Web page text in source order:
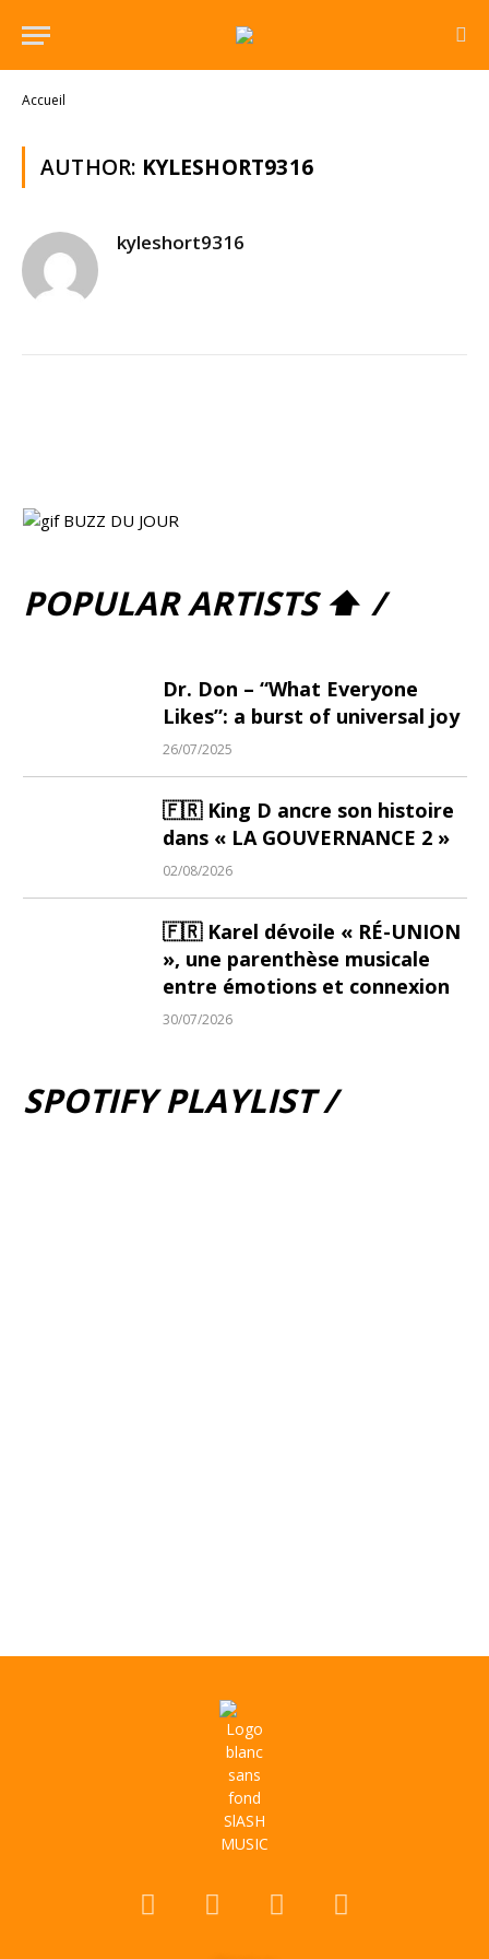
Accueil
AUTHOR: KYLESHORT9316
kyleshort9316
POPULAR ARTISTS ⬆ /
Dr. Don – “What Everyone
Likes”: a burst of universal joy
26/07/2025
🇫🇷 King D ancre son histoire
dans « LA GOUVERNANCE 2 »
02/08/2026
🇫🇷 Karel dévoile « RÉ-UNION
», une parenthèse musicale
entre émotions et connexion
30/07/2026
SPOTIFY PLAYLIST /